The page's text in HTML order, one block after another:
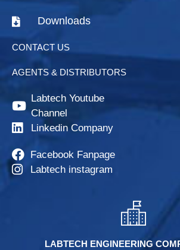
Downloads
CONTACT US
AGENTS & DISTRIBUTORS
Labtech Youtube
Channel
Linkedin Company
Facebook Fanpage
Labtech instagram
LABTECH ENGINEERING